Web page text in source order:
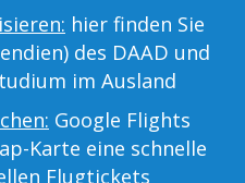
hier finden Sie
des DAAD und
im Ausland
Google Flights
Karte eine schnelle
Flugtickets